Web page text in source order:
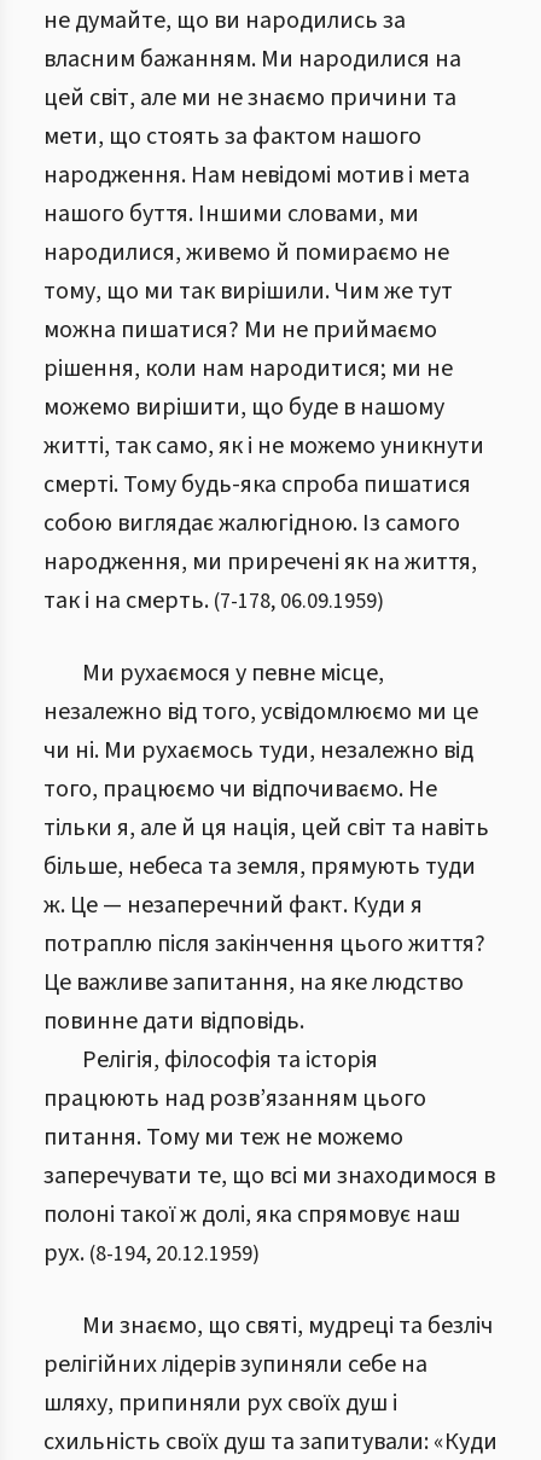
не думайте, що ви народились за
власним бажанням. Ми народилися на
цей світ, але ми не знаємо причини та
мети, що стоять за фактом нашого
народження. Нам невідомі мотив і мета
нашого буття. Іншими словами, ми
народилися, живемо й помираємо не
тому, що ми так вирішили. Чим же тут
можна пишатися? Ми не приймаємо
рішення, коли нам народитися; ми не
можемо вирішити, що буде в нашому
житті, так само, як і не можемо уникнути
смерті. Тому будь-яка спроба пишатися
собою виглядає жалюгідною. Із самого
народження, ми приречені як на життя,
так і на смерть. (7-178, 06.09.1959)
Ми рухаємося у певне місце,
незалежно від того, усвідомлюємо ми це
чи ні. Ми рухаємось туди, незалежно від
того, працюємо чи відпочиваємо. Не
тільки я, але й ця нація, цей світ та навіть
більше, небеса та земля, прямують туди
ж. Це — незаперечний факт. Куди я
потраплю після закінчення цього життя?
Це важливе запитання, на яке людство
повинне дати відповідь.
Релігія, філософія та історія
працюють над розв’язанням цього
питання. Тому ми теж не можемо
заперечувати те, що всі ми знаходимося в
полоні такої ж долі, яка спрямовує наш
рух. (8-194, 20.12.1959)
Ми знаємо, що святі, мудреці та безліч
релігійних лідерів зупиняли себе на
шляху, припиняли рух своїх душ і
схильність своїх душ та запитували: «Куди